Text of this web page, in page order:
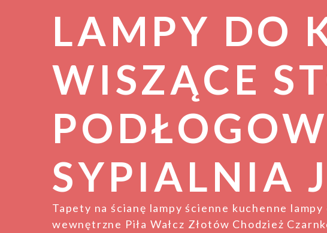
LAMPY DO
WISZĄCE
SYPIALNIA
Tapety na ścianę lampy ścienne kuchenne
wewnętrzne Piła Wałcz Złotów Chodzież